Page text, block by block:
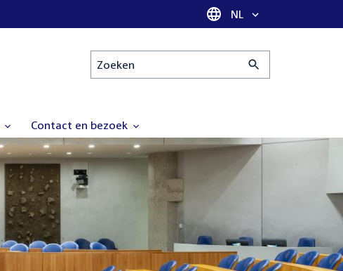
Taal selectie
NL
Zoeken
Contact en bezoek